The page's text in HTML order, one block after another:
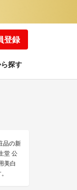
登録
探す
品の新
堂 公
美白